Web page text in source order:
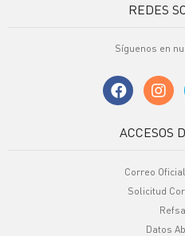
REDES
Síguenos en
ACCESOS
Correo
Solicitud
Datos